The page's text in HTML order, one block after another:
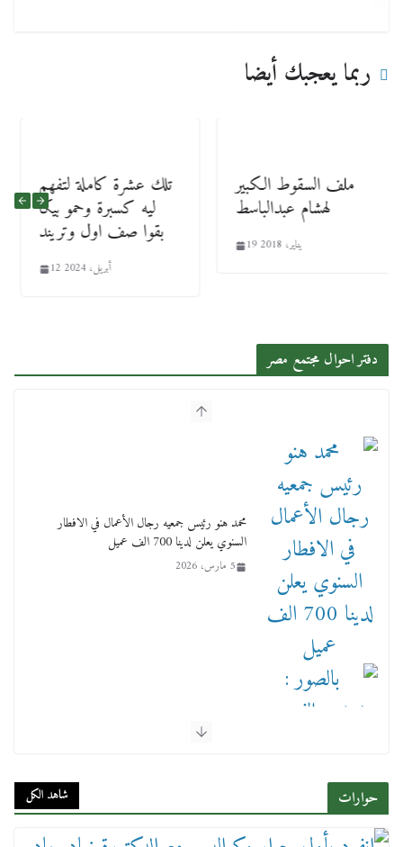
ربما يعجبك أيضا
تلك عشرة كاملة لتفهم
ليه كسبرة وحمو بيكا
بقوا صف اول وتريند
12 أبريل، 2024
ملف السقوط الكبير
لهشام عبدالباسط
19 يناير، 2018
دفتر احوال مجتمع مصر
محمد هنو رئيس جمعيه رجال الأعمال في الافطار
السنوي يعلن لدينا 700 الف عميل
5 مارس، 2026
4 مارس، 2026
حوارات شاهد الكل